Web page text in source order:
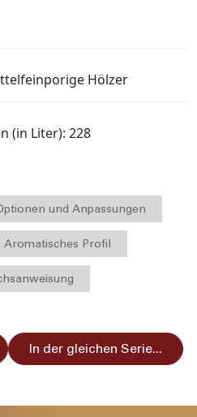
Hölzer
(in Liter): 228
und Anpassungen
Aromatisches Profil
In der gleichen Serie...